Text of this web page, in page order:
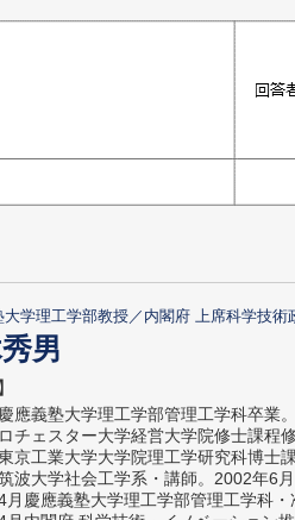
大学理工学部教授／内閣府 上席科学技術
男
應義塾大学理工学部管理工学科卒業。
チェスター大学経営大学院修士課程修
京工業大学大学院理工学研究科博士
波大学社会工学系・講師。2002年6月
月慶應義塾大学理工学部管理工学科